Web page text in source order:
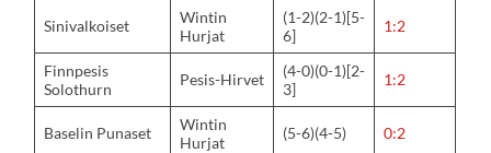
Sinivalkoiset
Wintin
Hurjat
(1-2)(2-1)[5-
6]
1:2
Finnpesis
Solothurn
Pesis-Hirvet
(4-0)(0-1)[2-
3]
1:2
Baselin Punaset
Wintin
Hurjat
(5-6)(4-5) 0:2